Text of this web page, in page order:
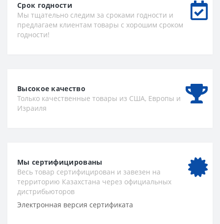
Срок годности
Мы тщательно следим за сроками годности и
предлагаем клиентам товары с хорошим сроком
годности!
Высокое качество
Только качественные товары из США, Европы и
Израиля
Мы сертифицированы
Весь товар сертифицирован и завезен на
территорию Казахстана через официальных
дистрибьюторов
Электронная версия сертификата